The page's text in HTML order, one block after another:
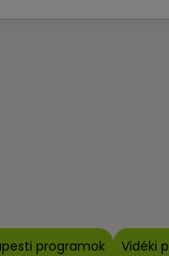
programok Vidéki